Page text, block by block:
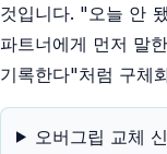
것입니다. "오늘 안
파트너에게 먼저 말
기록한다"처럼 구체
오버그립 교체